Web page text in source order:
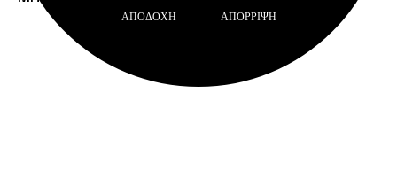
ΑΠΟΔΟΧΉ ΑΠΌΡΡΙΨΗ